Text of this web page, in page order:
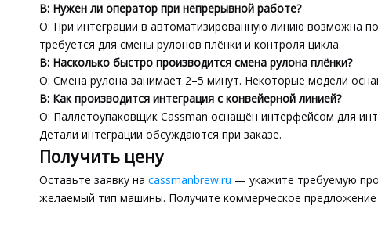
В: Нужен ли оператор при непрерывной работе?
О: При интеграции в автоматизированную линию возможна
требуется для смены рулонов плёнки и контроля цикла.
В: Насколько быстро производится смена рулона плёнки?
О: Смена рулона занимает 2–5 минут. Некоторые модели
В: Как производится интеграция с конвейерной линией?
О: Паллетоупаковщик Cassman оснащён интерфейсом для
Детали интеграции обсуждаются при заказе.
Получить цену
Оставьте заявку на cassmanbrew.ru — укажите требуемую
желаемый тип машины. Получите коммерческое предложение